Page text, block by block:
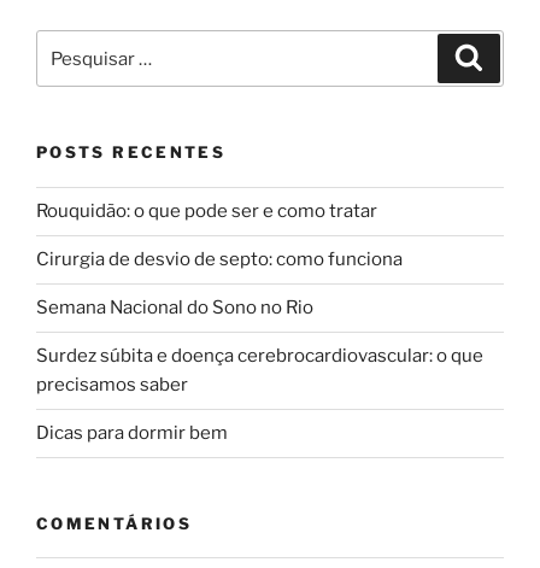
por:
POSTS RECENTES
Rouquidão: o que pode ser e como tratar
Cirurgia de desvio de septo: como funciona
Semana Nacional do Sono no Rio
Surdez súbita e doença cerebrocardiovascular: o que
precisamos saber
Dicas para dormir bem
COMENTÁRIOS